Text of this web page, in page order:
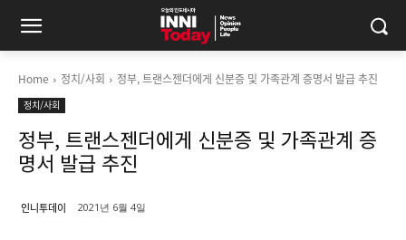
Home 정치/사회 정부, 트랜스젠더에게 신분증 및 가족관계 증명서 발급 추진
정치/사회
정부, 트랜스젠더에게 신분증 및 가족관계 증
명서 발급 추진
인니투데이 2021년 6월 4일